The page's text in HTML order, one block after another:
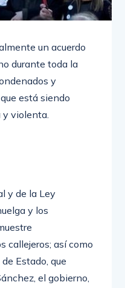
un acuerdo
durante toda la
y
está siendo
y violenta.
y de la Ley
y los
callejeros; así como
Estado, que
el gobierno,